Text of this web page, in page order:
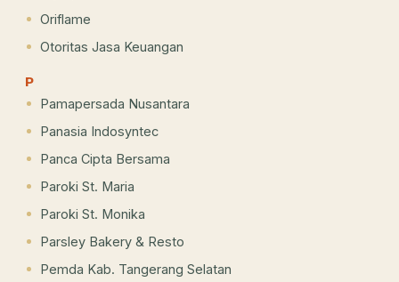
Oriflame
Otoritas Jasa Keuangan
P
Pamapersada Nusantara
Panasia Indosyntec
Panca Cipta Bersama
Paroki St. Maria
Paroki St. Monika
Parsley Bakery & Resto
Pemda Kab. Tangerang Selatan